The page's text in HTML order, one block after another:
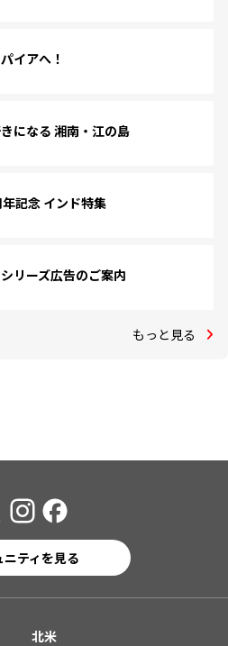
イアへ！
になる 湘南・江の島
記念 インド特集
リーズ広告のご案内
もっと見る
ニティを見る
北米